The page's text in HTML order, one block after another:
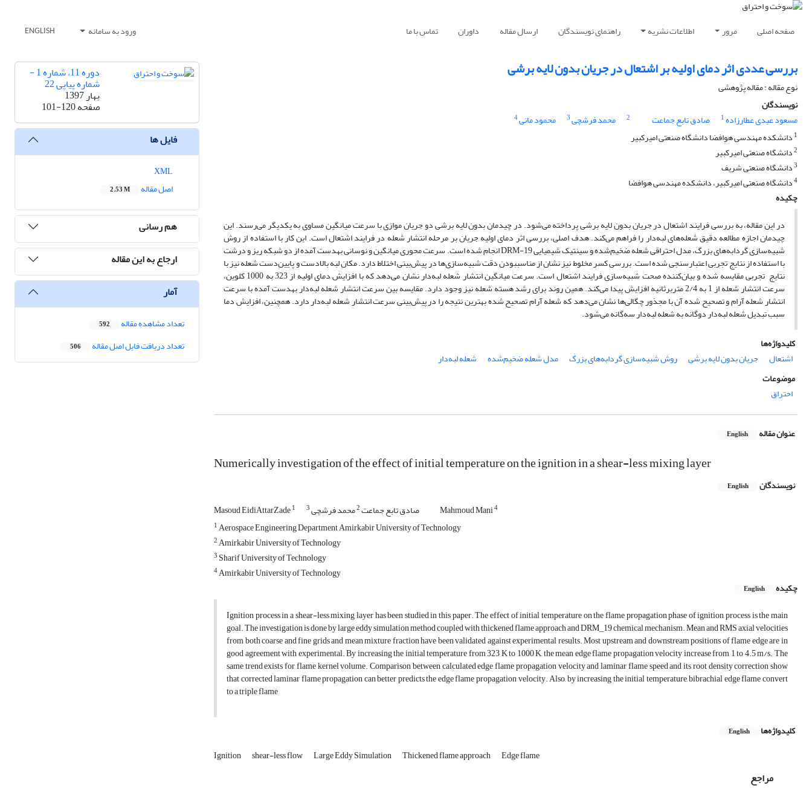
صفحه اصلی مرور اطلاعات نشریه راهنمای نویسندگان ارسال مقاله داوران تماس با ما ورود به سامانه ENGLISH
بررسی عددی اثر دمای اولیه بر اشتعال در جریان بدون لایه برشی
نوع مقاله : مقاله پژوهشی
نویسندگان
مسعود عیدی عطارزاده1 صادق تابع جماعت 2 محمد فرشچی3 محمود مانی4
1 دانشکده مهندسی هوافضا دانشگاه صنعتی امیرکبیر
2دانشگاه صنعتی امیرکبیر
3دانشگاه صنعتی شریف
4دانشگاه صنعتی امیرکبیر، دانشکده مهندسی هوافضا
چکیده
در این مقاله، به بررسی فرایند اشتعال در جریان بدون لایه برشی پرداخته می‌شود. در چیدمان بدون لایه برشی دو جریان موازی با سرعت میانگین مساوی به یکدیگر می‌رسند. این
چیدمان اجازه مطالعه دقیق شعله‌های لبه‌دار را فراهم می‌کند. هدف اصلی، بررسی اثر دمای اولیه جریان بر مرحله انتشار شعله در فرایند اشتعال است. این کار با استفاده از روش
شبیه‌سازی گردابه‌های بزرگ، مدل احتراقی شعله ضخیم‌شده و سینتیک شیمیایی DRM-19 انجام شده است. سرعت محوری میانگین و نوسانی به­دست آمده از دو شبکه ریز و درشت
با استفاده از نتایج تجربی اعتبارسنجی شده است. بررسی کسر مخلوط نیز نشان از مناسب­بودن دقت شبیه‌سازی‌ها در پیش‌بینی اختلاط دارد. مکان لبه ‌بالادست و پایین‌دست شعله نیز با
نتایج تجربی مقایسه شده و بیان‌کننده صحت شبیه‌سازی فرایند اشتعال است. سرعت میانگین انتشار شعله لبه‌دار نشان می‌دهد که با افزایش دمای اولیه از 323 به 1000 کلوین،
سرعت انتشار شعله از 1 به 2/4 متربرثانیه افزایش پیدا می‌کند. همین روند برای رشد هسته شعله نیز وجود دارد. مقایسه بین سرعت انتشار شعله لبه‌دار به­دست آمده با سرعت
انتشار شعله آرام و تصحیح شده آن با مجذور چگالی‌ها نشان می‌دهد که شعله آرام تصحیح ­شده بهترین نتیجه را در پیش‌بینی سرعت انتشار شعله لبه‌دار دارد. همچنین، افزایش دما
سبب تبدیل شعله لبه‌دار دوگانه به شعله لبه‌دار سه‌گانه می‌شود.
کلیدواژه‌ها
اشتعال
جریان بدون لایه برشی روش شبیه‌سازی گردابه‌های بزرگ مدل شعله ضخیم‌شده
شعله لبه‌دار
موضوعات
احتراق
عنوان مقاله English
Numerically investigation of the effect of initial temperature on the ignition in a shear-less mixing layer
نویسندگان English
Masoud EidiAttarZade1 صادق تابع جماعت2محمد فرشچی3 Mahmoud Mani4
1Aerospace Engineering Department Amirkabir University of Technology
2Amirkabir University of Technology
3 Sharif University of Technology
4Amirkabir University of Technology
چکیده
English
Ignition process in a shear-less mixing layer has been studied in this paper. The effect of initial temperature on the flame propagation phase of ignition process is the main
goal. The investigation is done by large eddy simulation method coupled with thickened flame approach and DRM_19 chemical mechanism. Mean and RMS axial velocities
from both coarse and fine grids and mean mixture fraction have been validated against experimental results. Most upstream and downstream positions of flame edge are in
good agreement with experimental. By increasing the initial temperature from 323 K to 1000 K, the mean edge flame propagation velocity increase from 1 to 4.5 m/s. The
same trend exists for flame kernel volume. Comparison between calculated edge flame propagation velocity and laminar flame speed and its root density correction show
that corrected laminar flame propagation can better predicts the edge flame propagation velocity. Also, by increasing the initial temperature, bibrachial edge flame convert
to a triple flame
کلیدواژه‌ها English
Ignition shear-less flow Large Eddy Simulation Thickened flame approach Edge flame
مراجع
دوره 11، شماره 1 -
شماره پیاپی 22
بهار 1397
صفحه101-120
فایل ها
اصل مقاله
2.53 M
هم رسانی
ارجاع به این مقاله
آمار
تعداد مشاهده مقاله 592
تعداد دریافت فایل اصل مقاله 506